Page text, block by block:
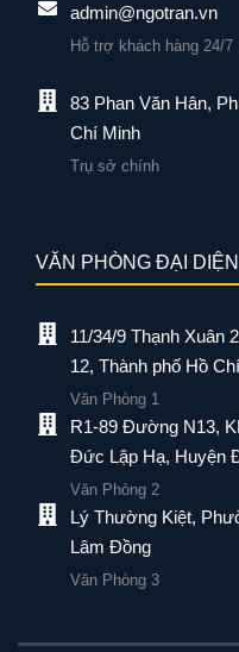
admin@ngotran.vn
Hỗ trợ khách hàng 24/7
83 Phan Văn Hân,
Chí Minh
Trụ sở chính
VĂN PHÒNG ĐẠI DIỆN
11/34/9 Thạnh Xuân
12, Thành phố Hồ
Văn Phòng 1
R1-89 Đường N13,
Đức Lập Hạ, Huyện
Văn Phòng 2
Lý Thường Kiệt,
Lâm Đồng
Văn Phòng 3